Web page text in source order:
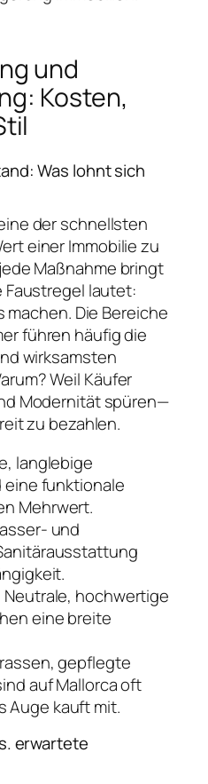
und
Kosten,
Was lohnt sich
der schnellsten
einer Immobilie zu
Maßnahme bringt
Faustregel lautet:
Die Bereiche
führen häufig die
wirksamsten
Weil Käufer
Modernität spüren—
zu bezahlen.
langlebige
funktionale
Mehrwert.
und
hochwertige
eine breite
gepflegte
auf Mallorca oft
kauft mit.
erwartete